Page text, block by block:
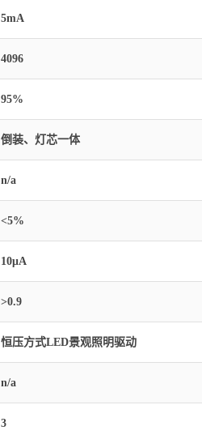
5mA
4096
95%
倒装、灯芯一体
n/a
<5%
10μA
>0.9
恒压方式LED景观照明驱动
n/a
3